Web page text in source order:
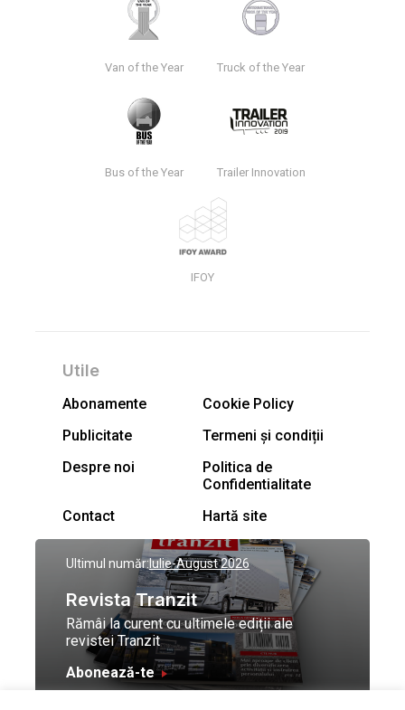
Van of the Year Truck of the Year
Bus of the Year Trailer Innovation
IFOY
Utile
Abonamente
Cookie Policy
Publicitate
Termeni și condiții
Despre noi
Politica de
Confidentialitate
Contact
Hartă site
Ultimul număr:Iulie-August 2026
Revista Tranzit
Rămâi la curent cu ultimele ediții ale
revistei Tranzit
Abonează-te